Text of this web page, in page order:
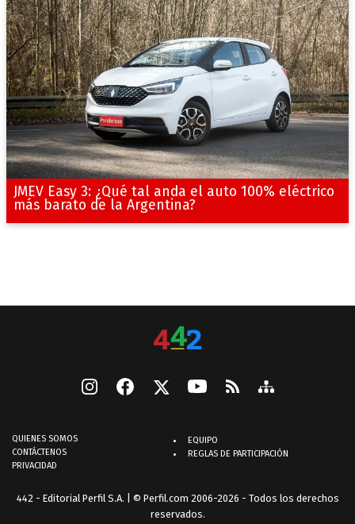
JMEV Easy 3: ¿Qué tal anda el auto 100% eléctrico
más barato de la Argentina?
QUIENES SOMOS
CONTÁCTENOS
PRIVACIDAD
EQUIPO
REGLAS DE PARTICIPACIÓN
442 - Editorial Perfil S.A. | © Perfil.com 2006-2026 - Todos los derechos
reservados.